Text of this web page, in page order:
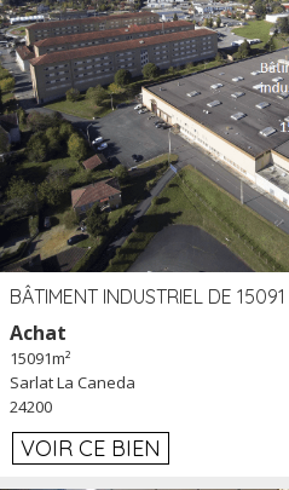
Achat
15091m²
Sarlat La Caneda
24200
VOIR CE BIEN